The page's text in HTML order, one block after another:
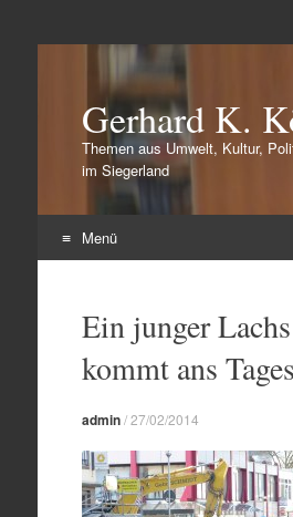
Gerhard K.
Themen aus Umwelt, Kultur,
im Siegerland
Menü
springenEin junger
kommt ans
admin/27/02/2014